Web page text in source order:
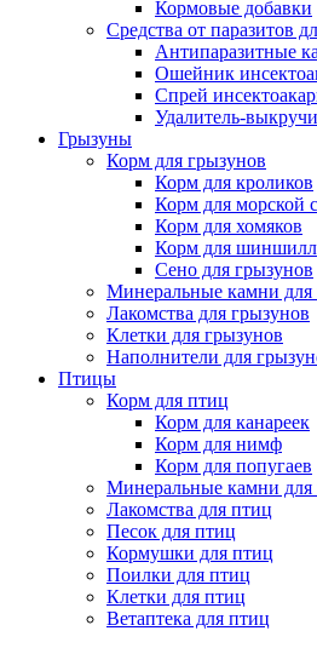
Кормовые добавки
Средства от паразитов
Антипаразитные
Ошейник
Спрей
Удалитель-
Грызуны
Корм для грызунов
Корм для кроликов
Корм для морской
Корм для хомяков
Корм для шиншилл
Сено для грызунов
Минеральные камни для
Лакомства для грызунов
Клетки для грызунов
Наполнители для
Птицы
Корм для птиц
Корм для канареек
Корм для нимф
Корм для попугаев
Минеральные камни для
Лакомства для птиц
Песок для птиц
Кормушки для птиц
Поилки для птиц
Клетки для птиц
Ветаптека для птиц